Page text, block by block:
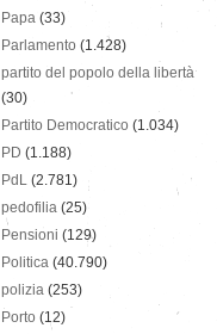
Papa (33)
Parlamento (1.428)
partito del popolo della libertà
(30)
Partito Democratico (1.034)
PD (1.188)
PdL (2.781)
pedofilia (25)
Pensioni (129)
Politica (40.790)
polizia (253)
Porto (12)